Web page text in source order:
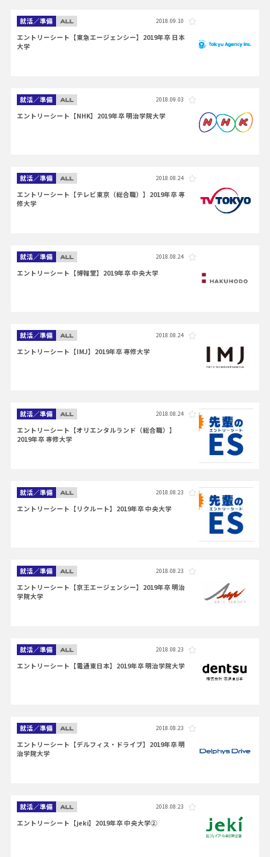
就活／準備 2018.09.10
エントリーシート【東急エージェンシー】2019年卒 日本
大学
就活／準備 2018.09.03
エントリーシート【NHK】2019年卒 明治学院大学
就活／準備 2018.08.24
エントリーシート【テレビ東京（総合職）】2019年卒 専
修大学
就活／準備 2018.08.24
エントリーシート【博報堂】2019年卒 中央大学
就活／準備 2018.08.24
エントリーシート【IMJ】2019年卒 専修大学
就活／準備 2018.08.24
エントリーシート【オリエンタルランド（総合職）】
2019年卒 専修大学
就活／準備 2018.08.23
エントリーシート【リクルート】2019年卒 中央大学
就活／準備 2018.08.23
エントリーシート【京王エージェンシー】2019年卒 明治
学院大学
就活／準備 2018.08.23
エントリーシート【電通東日本】2019年卒 明治学院大学
就活／準備 2018.08.23
エントリーシート【デルフィス・ドライブ】2019年卒 明
治学院大学
就活／準備 2018.08.23
エントリーシート【jeki】2019年卒 中央大学②